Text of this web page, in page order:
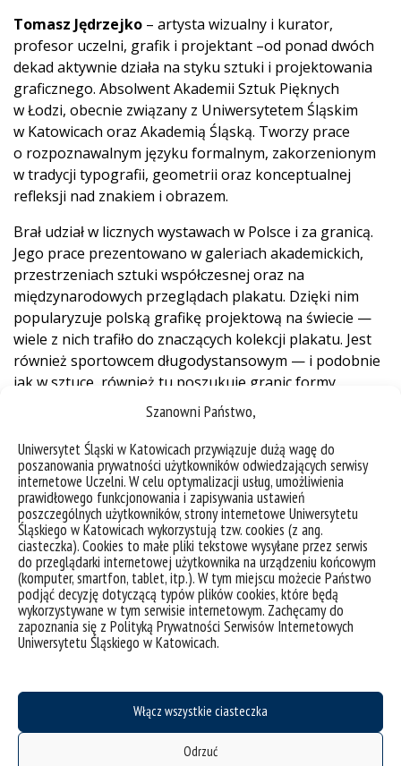
Szanowni Państwo,
Uniwersytet Śląski w Katowicach przywiązuje dużą wagę do
poszanowania prywatności użytkowników odwiedzających serwisy
internetowe Uczelni. W celu optymalizacji usług, umożliwienia
prawidłowego funkcjonowania i zapisywania ustawień
poszczególnych użytkowników, strony internetowe Uniwersytetu
Śląskiego w Katowicach wykorzystują tzw. cookies (z ang.
ciasteczka). Cookies to małe pliki tekstowe wysyłane przez serwis
do przeglądarki internetowej użytkownika na urządzeniu końcowym
(komputer, smartfon, tablet, itp.). W tym miejscu możecie Państwo
podjąć decyzję dotyczącą typów plików cookies, które będą
wykorzystywane w tym serwisie internetowym. Zachęcamy do
zapoznania się z Polityką Prywatności Serwisów Internetowych
Uniwersytetu Śląskiego w Katowicach.
Włącz wszystkie ciasteczka
Odrzuć
Tomasz Jędrzejko – artysta wizualny i kurator,
profesor uczelni, grafik i projektant –od ponad dwóch
dekad aktywnie działa na styku sztuki i projektowania
graficznego. Absolwent Akademii Sztuk Pięknych
w Łodzi, obecnie związany z Uniwersytetem Śląskim
w Katowicach oraz Akademią Śląską. Tworzy prace
o rozpoznawalnym języku formalnym, zakorzenionym
w tradycji typografii, geometrii oraz konceptualnej
refleksji nad znakiem i obrazem.
Brał udział w licznych wystawach w Polsce i za granicą.
Jego prace prezentowano w galeriach akademickich,
przestrzeniach sztuki współczesnej oraz na
międzynarodowych przeglądach plakatu. Dzięki nim
popularyzuje polską grafikę projektową na świecie —
wiele z nich trafiło do znaczących kolekcji plakatu. Jest
również sportowcem długodystansowym — i podobnie
jak w sztuce, również tu poszukuje granic formy,
wytrzymałości i ekspresji.
Twórczość Jędrzejki oscyluje pomiędzy rygorem
struktury a swobodą eksperymentu. Jego plakaty,
obrazy i kompozycje graficzne to przemyślane
konstrukcje wizualne, w których forma staje się
narzędziem filozoficznego namysłu nad komunikacją,
percepcją i rolą obrazu w kulturze współczesnej.
Odwołuje się do teorii znaku, języka i ucieleśnionej
percepcji, czerpiąc inspiracje z myśli Peirce’a, Merleau-
Ponty’ego, Wittgensteina i Umberta Eco.
Autor plakatu: dr Marcin Urbańczyk